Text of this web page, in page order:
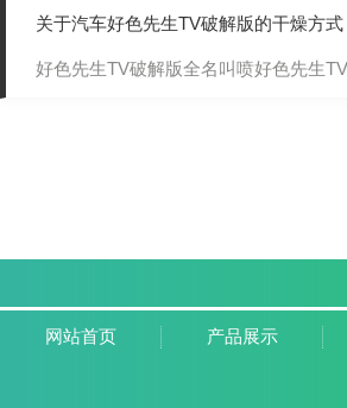
关于汽车好色先生TV破解版的干燥方式
好色先生TV破解版全名叫喷好色先生TV
网站首页 产品展示